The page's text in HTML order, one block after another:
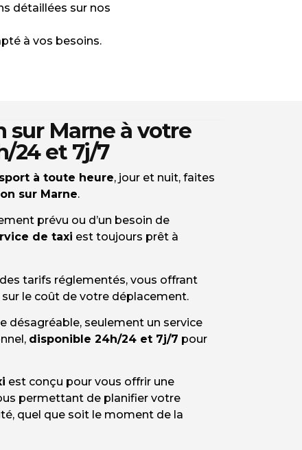
détaillées sur nos
à vos besoins.
sur Marne à votre
24 et 7j/7
à toute heure, jour et nuit, faites
sur Marne.
prévu ou d’un besoin de
de taxi est toujours prêt à
tarifs réglementés, vous offrant
sur le coût de votre déplacement.
désagréable, seulement un service
disponible 24h/24 et 7j/7 pour
est conçu pour vous offrir une
permettant de planifier votre
quel que soit le moment de la